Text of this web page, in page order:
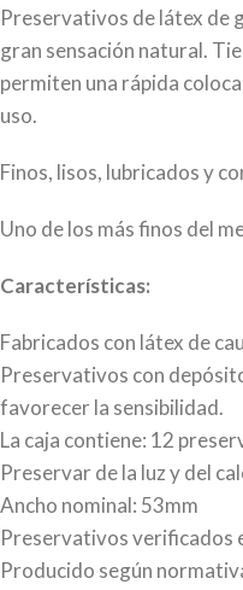
Preservativos de látex de
gran sensación natural.
permiten una rápida
uso.
Finos, lisos, lubricados y
Uno de los más finos del
Características:
Fabricados con látex de
Preservativos con
favorecer la sensibilidad.
La caja contiene: 12
Preservar de la luz y del
Ancho nominal: 53mm
Preservativos verificados
Producido según